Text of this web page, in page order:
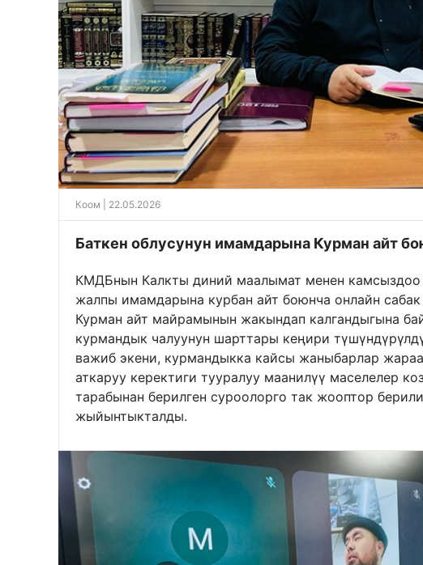
Коом | 22.05.2026
Баткен облусунун имамдарына Курман айт
КМДБнын Калкты диний маалымат менен камсыздоо
жалпы имамдарына курбан айт боюнча онлайн сабак
Курман айт майрамынын жакындап калгандыгына
курмандык чалуунун шарттары кеңири
важиб экени, курмандыкка кайсы жаныбарлар
аткаруу керектиги тууралуу маанилүү маселелер
тарабынан берилген суроолорго так жооптор
жыйынтыкталды.